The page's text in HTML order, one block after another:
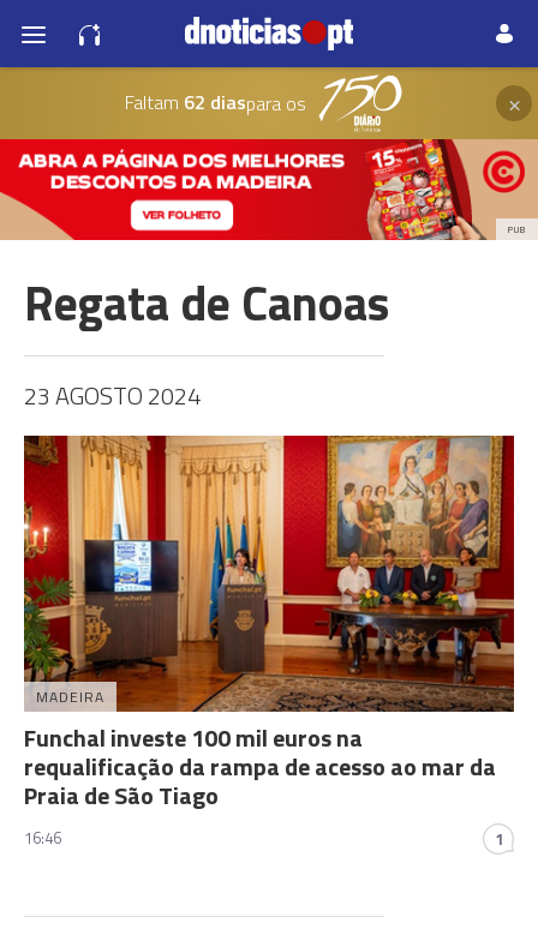
Faltam 62 diaspara os ×
PUB
Regata de Canoas
23 AGOSTO 2024
MADEIRA
Funchal investe 100 mil euros na
requalificação da rampa de acesso ao mar da
Praia de São Tiago
16:46 1